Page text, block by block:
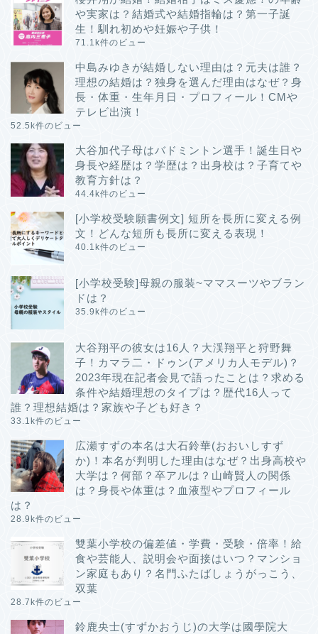
や実家は？結婚式や結婚指輪は？第一子誕
生！馴れ初めや妊娠や子供！
71.1k件のビュー
中島みゆきが結婚しない理由は？元夫は誰？
理想の結婚は？独身を選んだ理由はなぜ？身
長・体重・生年月日・プロフィール！CMや
テレビ出演！
52.5k件のビュー
大谷加代子母はバドミントン選手！誕生日や
身長や経歴は？学歴は？出身校は？子育てや
教育方針は？
44.4k件のビュー
[小学校受験願書例文] 短所を長所に変える例
文！どんな短所も長所に変える表現！
40.1k件のビュー
[小学校受験]母親の服装~ママスーツやブラン
ドは？
35.9k件のビュー
大谷翔平の彼女は16人？大渓翔平と狩野舞
子！カマラ二・ドゥン(アメリカ人モデル)？
2023年現在記者会見で語ったことは？求める
条件や結婚理想のタイプは？歴代16人って
誰？理想結婚は？家族や子ども好き？
33.1k件のビュー
広瀬すずの本名は大石鈴華(おおいしすず
か)！本名が判明した理由はなぜ？出身高校や
大学は？何部？卒アルは？山崎賢人の関係
は？身長や体重は？血液型やプロフィール
は？
28.9k件のビュー
雙葉小学校の偏差値・学費・受験・倍率！給
食や芸能人、説明会や面接はいつ？マンショ
ン家庭もあり？名門ふたばしょうがっこう、
双葉
28.7k件のビュー
鈴鹿央士(すずかおうじ)の大学は國學院大